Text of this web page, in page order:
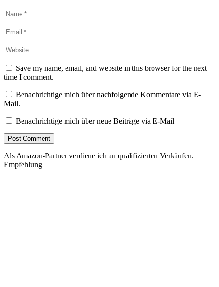
Save my name, email, and website in this browser for the next
time I comment.
Benachrichtige mich über nachfolgende Kommentare via E-
Mail.
Benachrichtige mich über neue Beiträge via E-Mail.
Als Amazon-Partner verdiene ich an qualifizierten Verkäufen.
Empfehlung